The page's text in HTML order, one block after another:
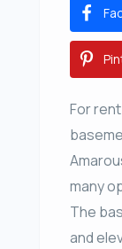
For
many
The
and